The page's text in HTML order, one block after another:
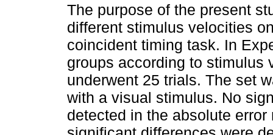
The purpose of the present
different stimulus velocities
coincident timing task. In
groups according to stimulus
underwent 25 trials. The set
with a visual stimulus. No
detected in the absolute